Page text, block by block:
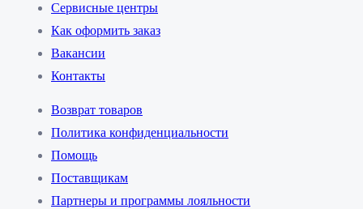
Сервисные центры
Как оформить заказ
Вакансии
Контакты
Возврат товаров
Политика конфиденциальности
Помощь
Поставщикам
Партнеры и программы лояльности